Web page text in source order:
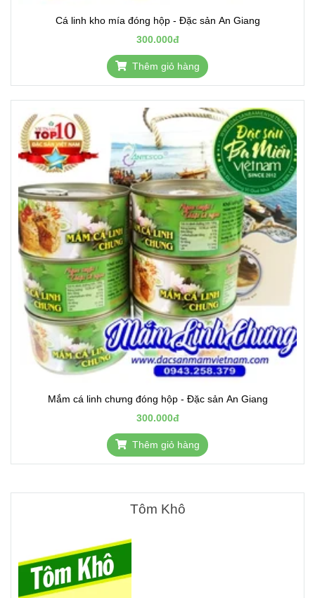
Cá linh kho mía đóng hộp - Đặc sản An Giang
300.000đ
Thêm giỏ hàng
Mắm cá linh chưng đóng hộp - Đặc sản An Giang
300.000đ
Thêm giỏ hàng
Tôm Khô